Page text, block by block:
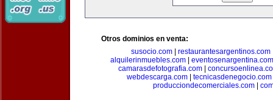
Otros dominios en venta:
susocio.com
restaurantesargentinos.com
alquilerinmuebles.com
eventosenargentina.com
camarasdefotografia.com|
webdescarga.com| tecnicasdenegocio.com
producciondecomerciales.com|